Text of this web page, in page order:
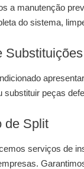
a manutenção
do sistema,
Substituições
substituir peças
de Split
serviços de